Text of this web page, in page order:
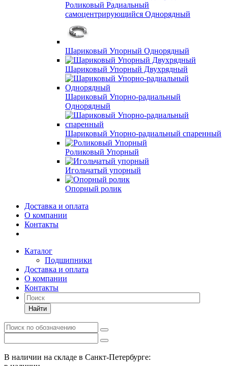
Роликовый Радиальный
самоцентрирующийся Однорядный
Шариковый Упорный Однорядный
Шариковый Упорный Двухрядный
Шариковый Упорно-радиальный
Однорядный
Шариковый Упорно-радиальный спаренный
Роликовый Упорный
Игольчатый упорный
Опорный ролик
Доставка и оплата
О компании
Контакты
Каталог
Подшипники
Доставка и оплата
О компании
Контакты
Найти
В наличии на складе в Санкт-Петербурге: